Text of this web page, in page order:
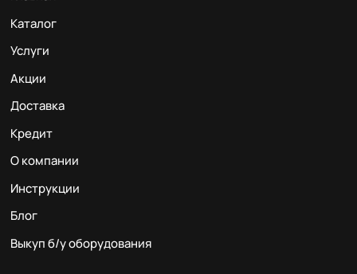
Каталог
Услуги
Акции
Доставка
Кредит
О компании
Инструкции
Блог
Выкуп б/у оборудования